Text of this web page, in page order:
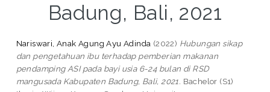
Badung, Bali, 2021
Nariswari, Anak Agung Ayu Adinda (2022) Hubungan sikap
dan pengetahuan ibu terhadap pemberian makanan
pendamping ASI pada bayi usia 6-24 bulan di RSD
mangusada Kabupaten Badung, Bali, 2021. Bachelor (S1)